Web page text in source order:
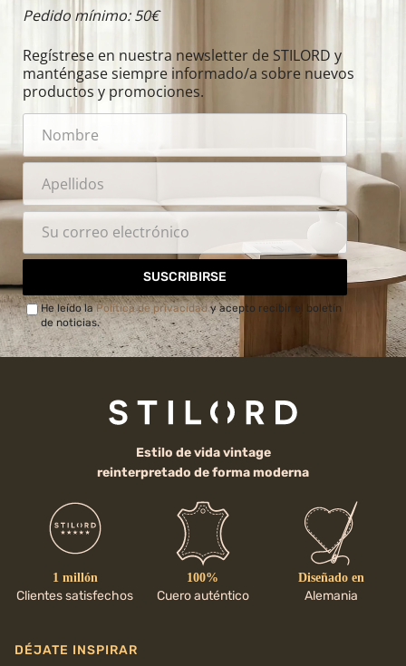
Pedido mínimo: 50€
Regístrese en nuestra newsletter de STILORD y
manténgase siempre informado/a sobre nuevos
productos y promociones.
SUSCRIBIRSE
He leído laPolítica de privacidady acepto recibir el boletín
de noticias.
Estilo de vida vintage
reinterpretado de forma moderna
1 millón
Clientes satisfechos
100%
Cuero auténtico
Diseñado en
Alemania
DÉJATE INSPIRAR